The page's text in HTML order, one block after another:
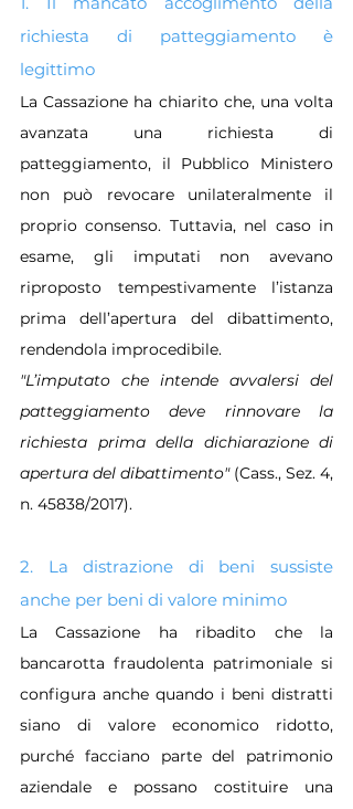
richiesta di patteggiamento è
legittimo
La Cassazione ha chiarito che, una volta
avanzata una richiesta di
patteggiamento, il Pubblico Ministero
non può revocare unilateralmente il
proprio consenso. Tuttavia, nel caso in
esame, gli imputati non avevano
riproposto tempestivamente l’istanza
prima dell’apertura del dibattimento,
rendendola improcedibile.
"L’imputato che intende avvalersi del
patteggiamento deve rinnovare la
richiesta prima della dichiarazione di
apertura del dibattimento" (Cass., Sez. 4,
n. 45838/2017).
2. La distrazione di beni sussiste
anche per beni di valore minimo
La Cassazione ha ribadito che la
bancarotta fraudolenta patrimoniale si
configura anche quando i beni distratti
siano di valore economico ridotto,
purché facciano parte del patrimonio
aziendale e possano costituire una